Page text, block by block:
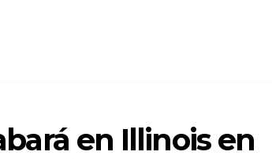
en Illinois en